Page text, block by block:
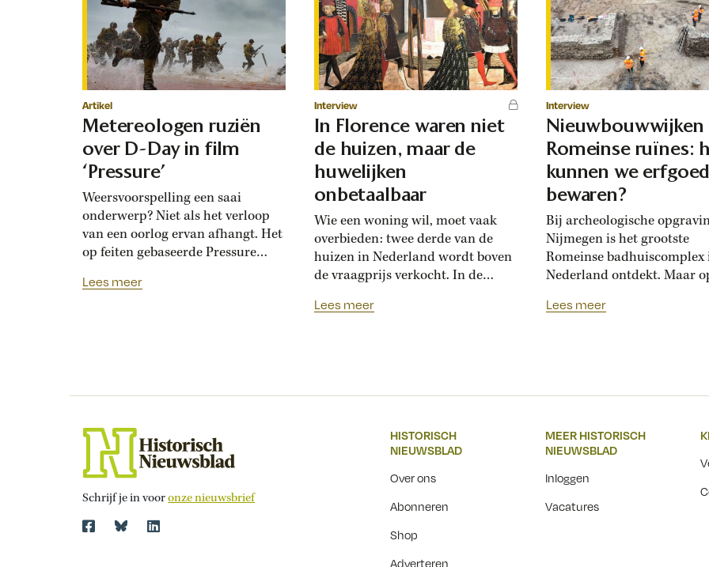
Artikel
Metereologen ruziën
over D-Day in film
‘Pressure’
Weersvoorspelling een saai
onderwerp? Niet als het verloop
van een oorlog ervan afhangt. Het
op feiten gebaseerde Pressure
tussen geallieerde meteorologen
maand eerder was gepland,
met elkaar...
Lees meer
Interview
In Florence waren niet
de huizen, maar de
huwelijken
onbetaalbaar
Wie een woning wil, moet vaak
overbieden: twee derde van de
huizen in Nederland wordt boven
de vraagprijs verkocht. In de
ook last van overbiedingsgekte:
de vijftiende-eeuwse Italiaanse
huwelijksmarkt...
Lees meer
Interview
Nieuwbouwwijken
Romeinse ruïnes:
kunnen we erfgoed
bewaren?
Bij archeologische
Nijmegen is het grootste
Romeinse badhuiscomplex
Nederland ontdekt. Maar
binnenkort een nieuwe
Over een paar jaar staat het
Nijmeegse Waalfront vol...
Lees meer
Schrijf je in vooronze nieuwsbrief
HISTORISCH
NIEUWSBLAD
Over ons
Abonneren
Shop
Adverteren
MEER HISTORISCH
NIEUWSBLAD
Inloggen
Vacatures